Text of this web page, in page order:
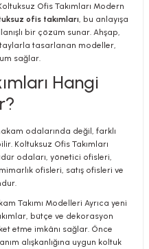
Ofis Takımları Modern
ofis takımları , bu anlayışa
bir çözüm sunar. Ahşap,
tasarlanan modeller,
sağlar.
Hangi
odalarında değil, farklı
Koltuksuz Ofis Takımları
odaları, yönetici ofisleri,
ofisleri, satış ofisleri ve
Takımı Modelleri Ayrıca yeni
bütçe ve dekorasyon
etme imkânı sağlar. Önce
alışkanlığına uygun koltuk